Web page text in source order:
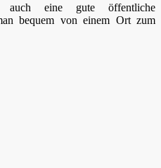
auch eine gute öffentliche
bequem von einem Ort zum